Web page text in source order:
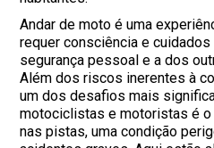
Andar de moto é uma
requer consciência e
segurança pessoal e a dos
Além dos riscos inerentes à
um dos desafios mais
motociclistas e motoristas é
nas pistas, uma condição